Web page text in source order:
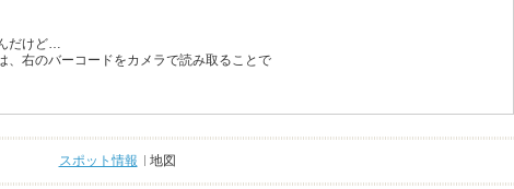
だけど…
、右のバーコードをカメラで読み取ることで
スポット情報 地図